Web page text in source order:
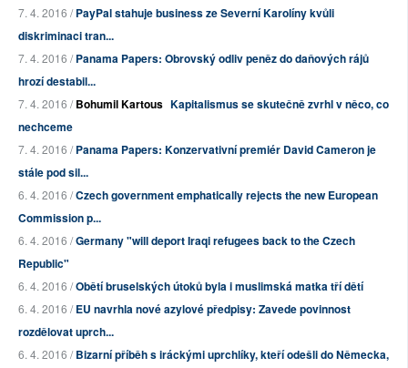
7. 4. 2016 /PayPal stahuje business ze Severní Karolíny kvůli
diskriminaci tran...
7. 4. 2016 /Panama Papers: Obrovský odliv peněz do daňových rájů
hrozí destabil...
7. 4. 2016 /Bohumil Kartous Kapitalismus se skutečně zvrhl v něco, co
nechceme
7. 4. 2016 /Panama Papers: Konzervativní premiér David Cameron je
stále pod sil...
6. 4. 2016 /Czech government emphatically rejects the new European
Commission p...
6. 4. 2016 /Germany "will deport Iraqi refugees back to the Czech
Republic"
6. 4. 2016 /Obětí bruselských útoků byla i muslimská matka tří dětí
6. 4. 2016 /EU navrhla nové azylové předpisy: Zavede povinnost
rozdělovat uprch...
6. 4. 2016 /Bizarní příběh s iráckými uprchlíky, kteří odešli do Německa,